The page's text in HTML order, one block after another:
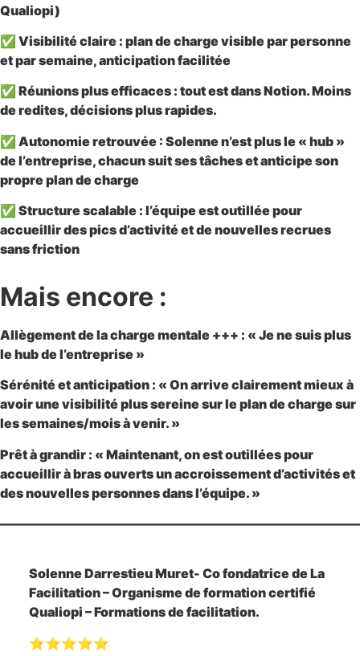
Qualiopi)
✅ Visibilité claire : plan de charge visible par personne
et par semaine, anticipation facilitée
✅ Réunions plus efficaces : tout est dans Notion. Moins
de redites, décisions plus rapides.
✅ Autonomie retrouvée : Solenne n’est plus le « hub »
de l’entreprise, chacun suit ses tâches et anticipe son
propre plan de charge
✅ Structure scalable : l’équipe est outillée pour
accueillir des pics d’activité et de nouvelles recrues
sans friction
Mais encore :
Allègement de la charge mentale +++ : « Je ne suis plus
le hub de l’entreprise »
Sérénité et anticipation : « On arrive clairement mieux à
avoir une visibilité plus sereine sur le plan de charge sur
les semaines/mois à venir. »
Prêt à grandir : « Maintenant, on est outillées pour
accueillir à bras ouverts un accroissement d’activités et
des nouvelles personnes dans l’équipe. »
Solenne Darrestieu Muret- Co fondatrice de La
Facilitation – Organisme de formation certifié
Qualiopi – Formations de facilitation.
⭐⭐⭐⭐⭐